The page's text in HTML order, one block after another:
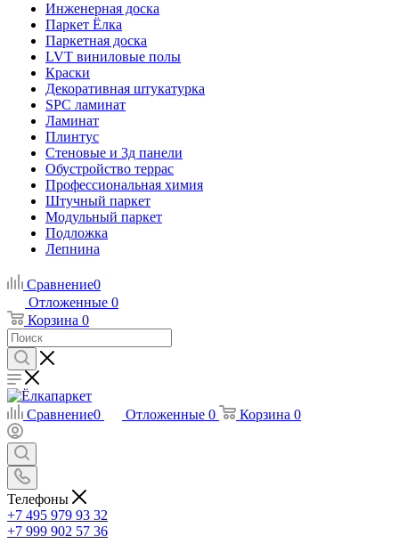
Инженерная доска
Паркет Ёлка
Паркетная доска
LVT виниловые полы
Краски
Декоративная штукатурка
SPC ламинат
Ламинат
Плинтус
Стеновые и 3д панели
Обустройство террас
Профессиональная химия
Штучный паркет
Модульный паркет
Подложка
Лепнина
Сравнение0
Отложенные 0
Корзина 0
Сравнение0 Отложенные 0 Корзина 0
Телефоны
+7 495 979 93 32
+7 999 902 57 36